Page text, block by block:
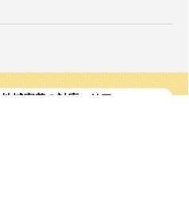
- 地域密着の対応エリア -